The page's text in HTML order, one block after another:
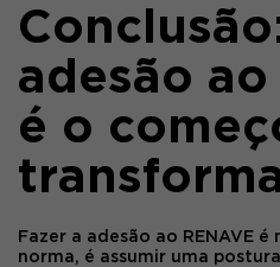
adesão ao
é o
Fazer a adesão ao RENAVE é
norma, é assumir uma